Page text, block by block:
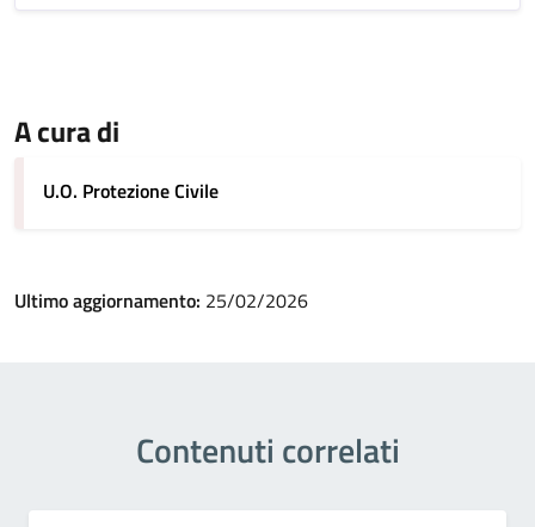
A cura di
U.O. Protezione Civile
Ultimo aggiornamento: 25/02/2026
Contenuti correlati